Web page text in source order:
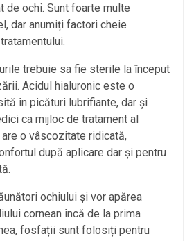
de ochi. Sunt foarte multe
dar anumiți factori cheie
trebuie sa fie sterile la început
Acidul hialuronic este o
în picături lubrifiante, dar și
ca mijloc de tratament al
o vâscozitate ridicată,
după aplicare dar și pentru
ochiului și vor apărea
cornean încă de la prima
fosfații sunt folosiți pentru